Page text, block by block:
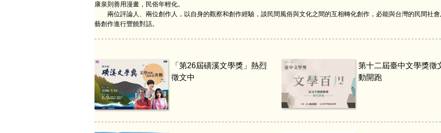
康泉則善用漫畫，民俗年輕化。
兩位評論人、兩位創作人，以自身的觀察和創作經驗，談民間風俗與文化之間的互相轉化創作，必能與台灣的民間社會
藝創作進行豐饒對話。
「第26屆磺溪文學獎」熱烈
徵文中
第十二屆臺中文學獎徵
動開跑